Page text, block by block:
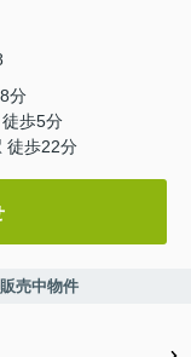
分
歩5分
徒歩22分
売中物件